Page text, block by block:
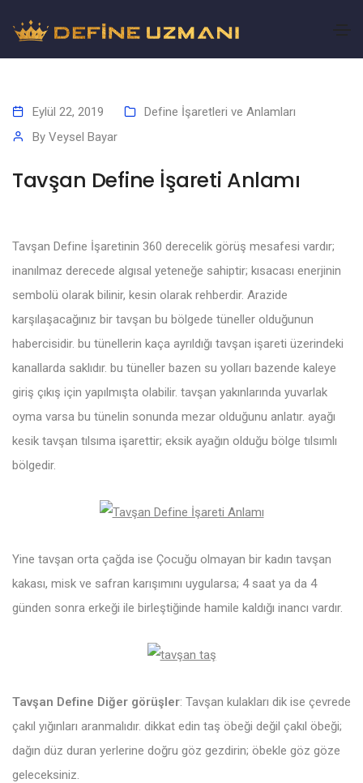
Eylül 22, 2019
Define İşaretleri ve Anlamları
By Veysel Bayar
Tavşan Define İşareti Anlamı
Tavşan Define İşaretinin 360 derecelik görüş mesafesi vardır;
inanılmaz derecede algısal yeteneğe sahiptir; kısacası enerjinin
sembolü olarak bilinir, kesin olarak rehberdir. Arazide
karşılaşacağınız bir tavşan bu bölgede tüneller olduğunun
habercisidir. bu tünellerin kaça ayrıldığı tavşan işareti üzerindeki
kanallarda saklıdır. bu tüneller bazen su yolları bazende kaleye
giriş çıkış için yapılmışta olabilir. tavşan yakınlarında yuvarlak
oyma varsa bu tünelin sonunda mezar olduğunu anlatır. ayağı
kesik tavşan tılsıma işarettir; eksik ayağın olduğu bölge tılsımlı
bölgedir.
Yine tavşan orta çağda ise Çocuğu olmayan bir kadın tavşan
kakası, misk ve safran karışımını uygularsa; 4 saat ya da 4
günden sonra erkeği ile birleştiğinde hamile kaldığı inancı vardır.
Tavşan Define Diğer görüşler: Tavşan kulakları dik ise çevrede
çakıl yığınları aranmalıdır. dikkat edin taş öbeği değil çakıl öbeği;
dağın düz duran yerlerine doğru göz gezdirin; öbekle göz göze
geleceksiniz.